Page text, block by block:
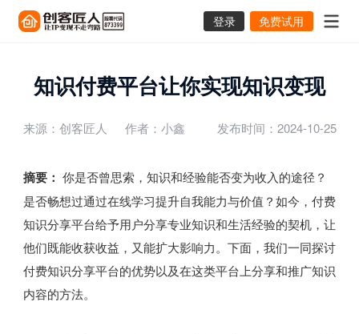
登录 免费试用
知识付费平台让你实现知识变现
来源：创客匠人 作者：小鑫 发布时间：2024-10-25
摘要： 你是否曾思索，知识和经验能否变为收入的途径？
是否畅想过通过在线学习提升自我能力与价值？如今，付费
知识分享平台给予用户分享专业知识和生活经验的契机，让
他们既能收获收益，又能扩大影响力。下面，我们一同探讨
付费知识分享平台的优势以及在这类平台上分享和推广知识
内容的方法。